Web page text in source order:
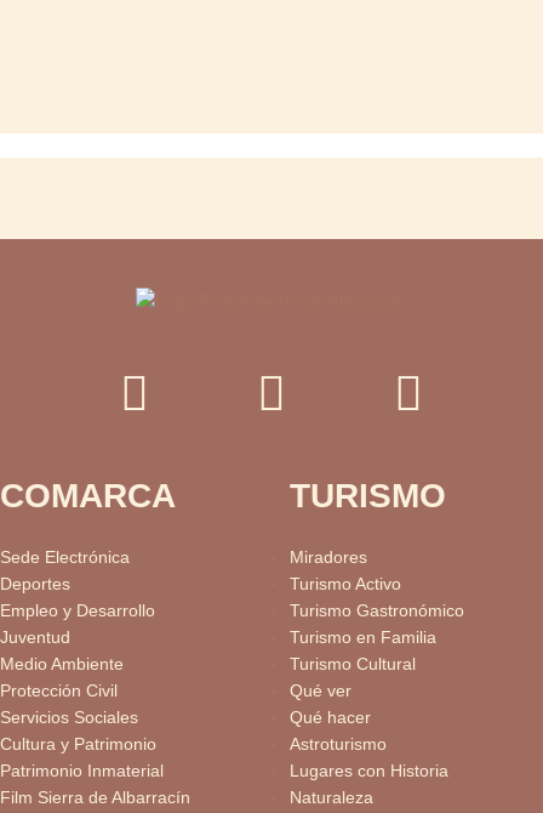
COMARCA
Sede Electrónica
Deportes
Empleo y Desarrollo
Juventud
Medio Ambiente
Protección Civil
Servicios Sociales
Cultura y Patrimonio
Patrimonio Inmaterial
Film Sierra de Albarracín
TURISMO
Miradores
Turismo Activo
Turismo Gastronómico
Turismo en Familia
Turismo Cultural
Qué ver
Qué hacer
Astroturismo
Lugares con Historia
Naturaleza